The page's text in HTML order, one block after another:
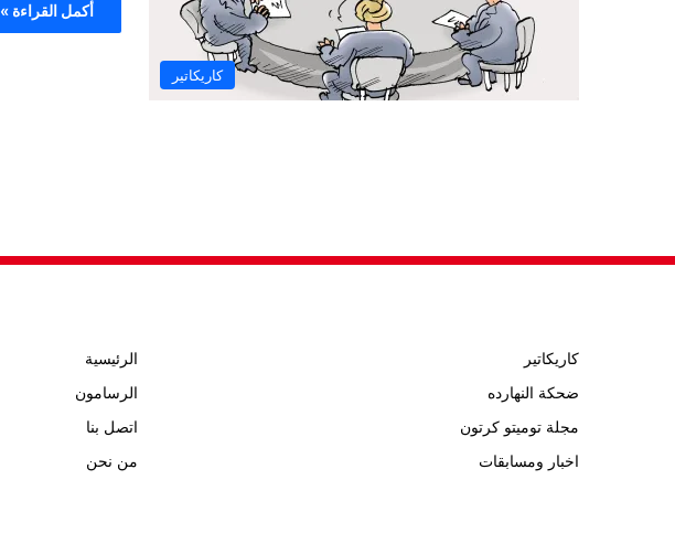
كاريكاتير
أكمل القراءة »
كاريكاتير
ضحكة النهارده
مجلة توميتو كرتون
اخبار ومسابقات
الرئيسية
الرسامون
اتصل بنا
من نحن